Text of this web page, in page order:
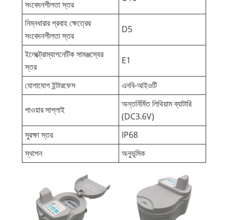
সংবেদনশীলতা স্তর
নিম্নধারার প্রবাহ ক্ষেত্রের
সংবেদনশীলতা স্তর
D5
ইলেক্ট্রোম্যাগনেটিক সামঞ্জস্যের
স্তর
E1
যোগাযোগ ইন্টারফেস এনবি-আইওটি
পাওয়ার সাপ্লাই
অন্তর্নির্মিত লিথিয়াম ব্যাটারি
(DC3.6V)
সুরক্ষা স্তর
IP68
স্থাপন
অনুভূমিক